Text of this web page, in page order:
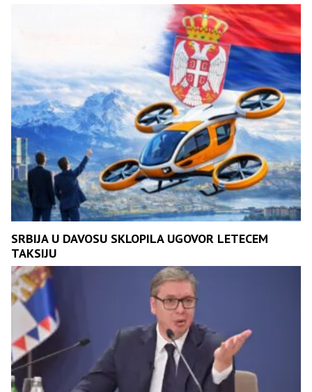
SRBIJA U DAVOSU SKLOPILA UGOVOR LETECEM
TAKSIJU